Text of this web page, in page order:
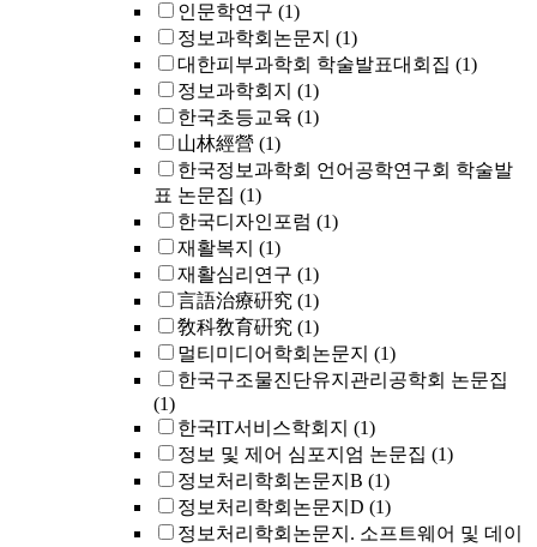
인문학연구 (1)
정보과학회논문지 (1)
대한피부과학회 학술발표대회집 (1)
정보과학회지 (1)
한국초등교육 (1)
山林經營 (1)
한국정보과학회 언어공학연구회 학술발
표 논문집 (1)
한국디자인포럼 (1)
재활복지 (1)
재활심리연구 (1)
言語治療硏究 (1)
敎科敎育硏究 (1)
멀티미디어학회논문지 (1)
한국구조물진단유지관리공학회 논문집
(1)
한국IT서비스학회지 (1)
정보 및 제어 심포지엄 논문집 (1)
정보처리학회논문지B (1)
정보처리학회논문지D (1)
정보처리학회논문지. 소프트웨어 및 데이